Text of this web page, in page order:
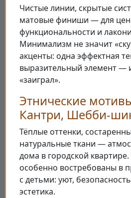
Чистые линии, скрытые
матовые финиши — для
функциональности и
Минимализм не значит
акценты: одна эффектная
выразительный элемент —
«заиграл».
Этнические
Кантри, Шебби-
Тёплые оттенки,
натуральные ткани —
дома в городской
особенно востребованы в
с детьми: уют,
эстетика.